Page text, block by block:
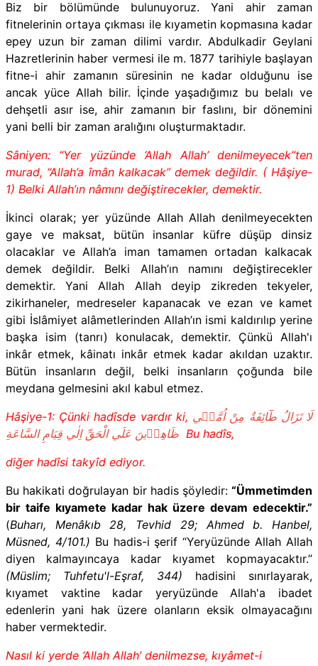
Biz bir bölümünde bulunuyoruz. Yani ahir zaman
fitnelerinin ortaya çıkması ile kıyametin kopmasına kadar
epey uzun bir zaman dilimi vardır. Abdulkadir Geylani
Hazretlerinin haber vermesi ile m. 1877 tarihiyle başlayan
fitne-i ahir zamanın süresinin ne kadar olduğunu ise
ancak yüce Allah bilir. İçinde yaşadığımız bu belalı ve
dehşetli asır ise, ahir zamanın bir faslını, bir dönemini
yani belli bir zaman aralığını oluşturmaktadır.
Sâniyen: “Yer yüzünde ‘Allah Allah’ denilmeyecek”ten
murad, “Allah’a îmân kalkacak” demek değildir. ( Hâşiye-
1) Belki Allah’ın nâmını değiştirecekler, demektir.
İkinci olarak;yer yüzünde Allah Allah denilmeyecekten
gaye ve maksat, bütün insanlar küfre düşüp dinsiz
olacaklar ve Allah’a iman tamamen ortadan kalkacak
demek değildir. Belki Allah’ın namını değiştirecekler
demektir. Yani Allah Allah deyip zikreden tekyeler,
zikirhaneler, medreseler kapanacak ve ezan ve kamet
gibi İslâmiyet alâmetlerinden Allah’ın ismi kaldırılıp yerine
başka isim (tanrı) konulacak, demektir.
Çünkü Allah'ı
inkâr etmek, kâinatı inkâr etmek kadar akıldan uzaktır.
Bütün insanların değil, belki insanların çoğunda bile
meydana gelmesini akıl kabul etmez.
Hâşiye-1: Çünki hadîsde vardır ki, لَا تَزَالُ طَٓائِفَةٌ مِنْ اُمَّت۪ي
Bu hadîs,
diğer hadîsi takyîd ediyor.
Bu hakikati doğrulayan bir hadis şöyledir: “Ümmetimden
bir taife kıyamete kadar hak üzere devam edecektir.”
(Buharı, Menâkıb 28, Tevhid 29; Ahmed b. Hanbel,
Müsned, 4/101.) Bu hadis-i şerif “Yeryüzünde Allah Allah
diyen kalmayıncaya kadar kıyamet kopmayacaktır.”
(Müslim; Tuhfetu'l-Eşraf, 344)
hadisini sınırlayarak,
kıyamet vaktine kadar yeryüzünde Allah'a ibadet
edenlerin yani hak üzere olanların eksik olmayacağını
haber vermektedir.
Nasıl ki yerde ‘Allah Allah’ denilmezse, kıyâmet-i